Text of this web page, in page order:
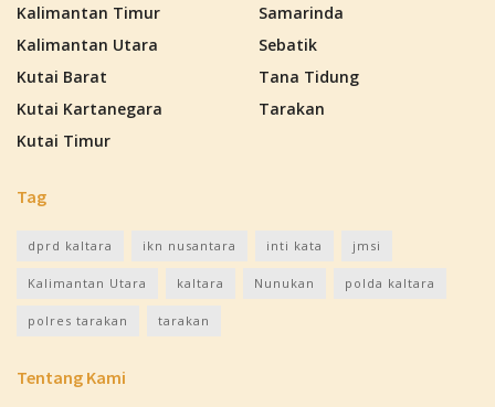
Kalimantan Timur
Kalimantan Utara
Kutai Barat
Kutai Kartanegara
Kutai Timur
Samarinda
Sebatik
Tana Tidung
Tarakan
Tag
dprd kaltara ikn nusantara inti kata jmsi
Kalimantan Utara kaltara Nunukan polda kaltara
polres tarakan tarakan
Tentang Kami